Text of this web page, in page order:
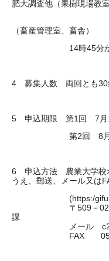
肥大調査他（果樹現場教
・畜産コー
（畜産管理室、畜舎）
14時45分から 閉
4 募集人数 両回とも30
5 申込期限 第1回 7月
第2回 8月8日（
6 申込方法 農業大学校
うえ、郵送、メール又は
(https:/gifu-
〒509－0241 可
課
メール
FAX 0574－